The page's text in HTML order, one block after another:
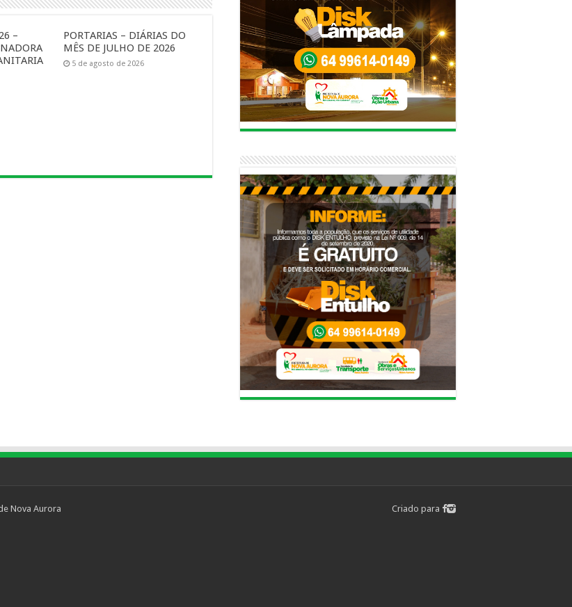
–
PORTARIAS – DIÁRIAS DO
MÊS DE JULHO DE 2026
5 de agosto de 2026
Criado para
Nova Aurora